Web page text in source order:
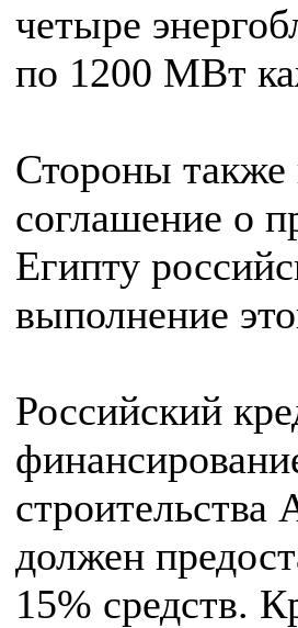
четыре
по 1200 МВт
Стороны также
соглашение о
Египту
выполнение
Российский
должен
15% средств.